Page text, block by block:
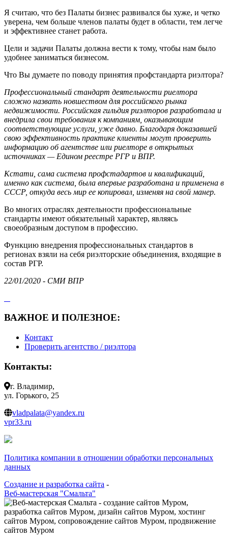
Я считаю, что без Палаты бизнес развивался бы хуже, и четко
уверена, чем больше членов палаты будет в области, тем легче
и эффективнее станет работа.
Цели и задачи Палаты должна вести к тому, чтобы нам было
удобнее заниматься бизнесом.
Что Вы думаете по поводу принятия профстандарта риэлтора?
Профессиональный стандарт деятельности риелтора
сложно назвать новшеством для российского рынка
недвижимости. Российская гильдия риэлторов разработала и
внедрила свои требования к компаниям, оказывающим
соответствующие услуги, уже давно. Благодаря доказавшей
свою эффективность практике клиенты могут проверить
информацию об агентстве или риелторе в открытых
источниках — Едином реестре РГР и ВПР.
Кстати, сама система профстадартов и квалификаций,
именно как система, была впервые разработана и применена в
СССР, откуда весь мир ее копировал, изменяя на свой манер.
Во многих отраслях деятельности профессиональные
стандарты имеют обязательный характер, являясь
своеобразным доступом в профессию.
Функцию внедрения профессиональных стандартов в
регионах взяли на себя риэлторские объединения, входящие в
состав РГР.
22/01/2020 - СМИ ВПР
ВАЖНОЕ И ПОЛЕЗНОЕ:
Контакт
Проверить агентство / риэлтора
Контакты:
г. Владимир,
ул. Горького, 25
vladpalata@yandex.ru
vpr33.ru
Политика компании в отношении обработки персональных
данных
Создание и разработка сайта -
Веб-мастерская "Смальта"